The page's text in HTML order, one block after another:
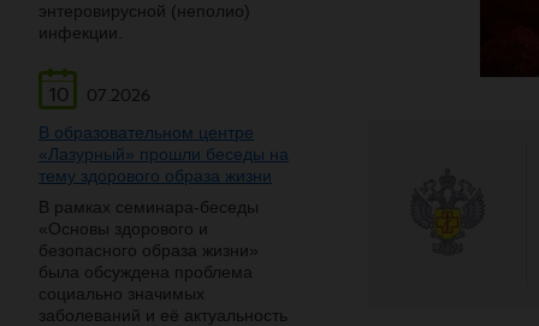
энтеровирусной (неполио)
инфекции.
10
07.2026
В образовательном центре
«Лазурный» прошли беседы на
тему здорового образа жизни
В рамках семинара-беседы
«Основы здорового и
безопасного образа жизни»
была обсуждена проблема
социально значимых
заболеваний и её актуальность